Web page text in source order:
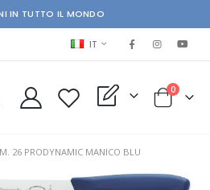
IN TUTTO IL MONDO
LINGUA
IT
My Quote Cart
0elementi
26 PRODYNAMIC MANICO BLU